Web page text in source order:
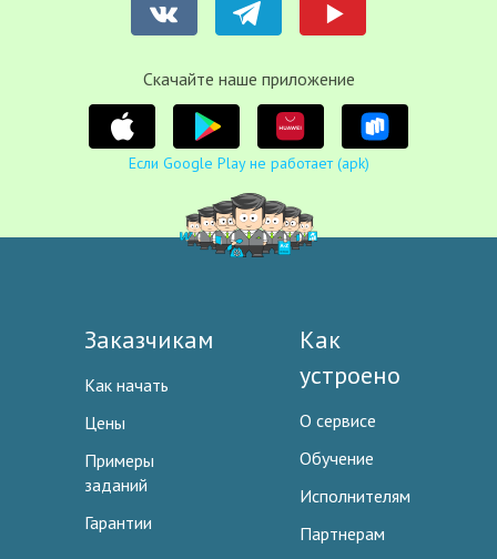
Cкачайте наше приложение
Если Google Play не работает (apk)
Заказчикам
Как начать
Цены
Примеры
заданий
Гарантии
Как
устроено
О сервисе
Обучение
Исполнителям
Партнерам